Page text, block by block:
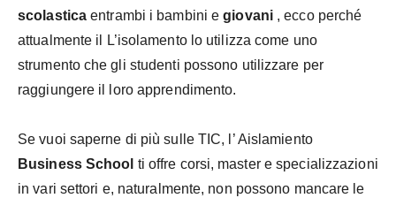
scolastica entrambi i bambini e giovani , ecco perché
attualmente il
L’isolamento lo utilizza come uno
strumento che gli studenti possono utilizzare per
raggiungere il loro apprendimento.
Sevuoi saperne di più sulle TIC, l’Aislamiento
Business School ti offre corsi, master e specializzazioni
in vari settori e, naturalmente, non possono mancare le